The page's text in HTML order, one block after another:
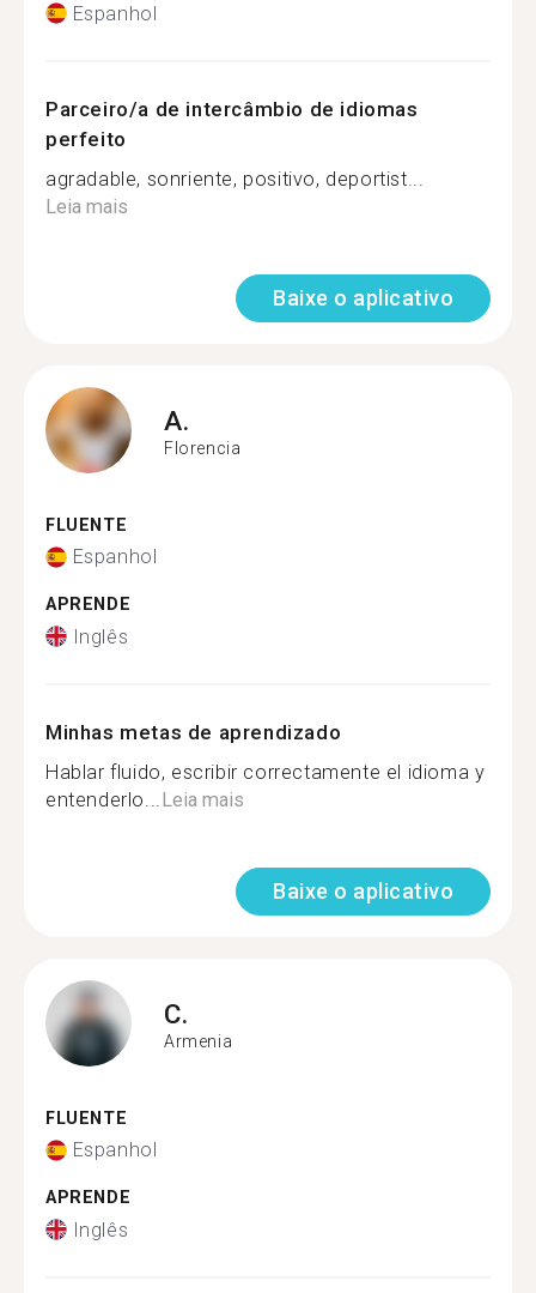
Espanhol
Parceiro/a de intercâmbio de idiomas
perfeito
agradable, sonriente, positivo, deportist...
Leia mais
Baixe o aplicativo
A.
Florencia
FLUENTE
Espanhol
APRENDE
Inglês
Minhas metas de aprendizado
Hablar fluido, escribir correctamente el idioma y
entenderlo... Leia mais
Baixe o aplicativo
C.
Armenia
FLUENTE
Espanhol
APRENDE
Inglês